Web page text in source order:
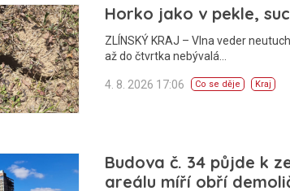
Horko jako v pekle,
ZLÍNSKÝ KRAJ – Vlna veder
až do čtvrtka nebývalá…
4. 8. 2026 17:06 Co se děje Kraj
Budova č. 34 půjde k
areálu míří obří